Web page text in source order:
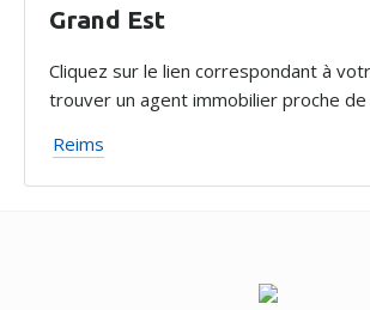
Grand Est
Cliquez sur le lien correspondant à
trouver un agent immobilier proche de
Reims